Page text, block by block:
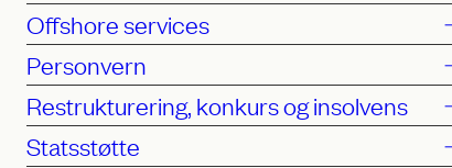
Offshore services
Personvern
Restrukturering, konkurs og insolvens
Statsstøtte